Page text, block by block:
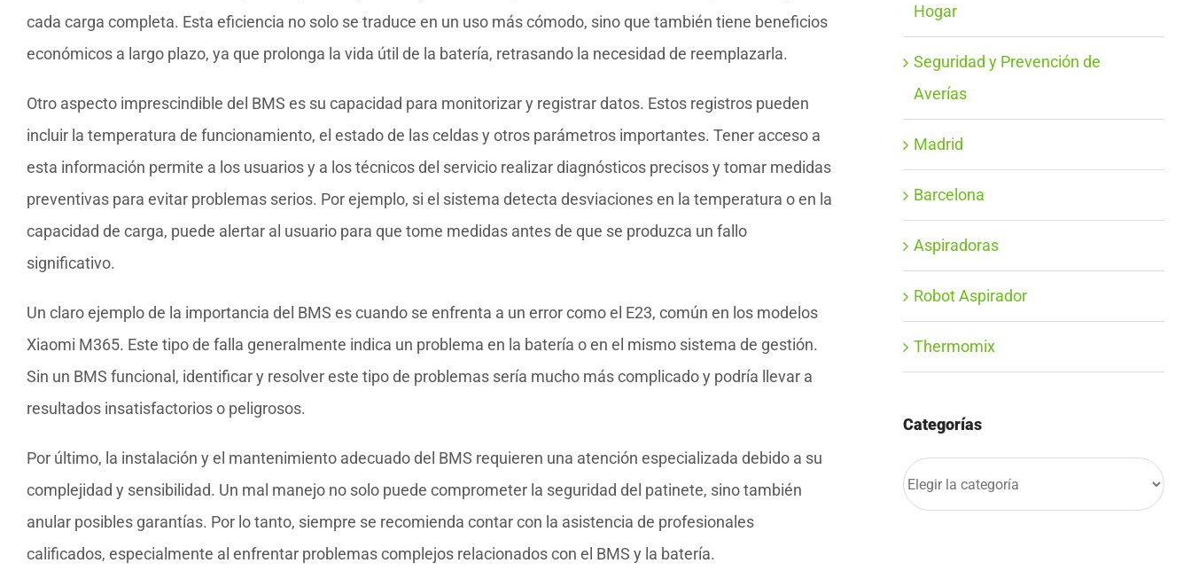
cada carga completa. Esta eficiencia no solo se traduce en un uso más cómodo, sino que también tiene beneficios
económicos a largo plazo, ya que prolonga la vida útil de la batería, retrasando la necesidad de reemplazarla.
Otro aspecto imprescindible del BMS es su capacidad para monitorizar y registrar datos. Estos registros pueden
incluir la temperatura de funcionamiento, el estado de las celdas y otros parámetros importantes. Tener acceso a
esta información permite a los usuarios y a los técnicos del servicio realizar diagnósticos precisos y tomar medidas
preventivas para evitar problemas serios. Por ejemplo, si el sistema detecta desviaciones en la temperatura o en la
capacidad de carga, puede alertar al usuario para que tome medidas antes de que se produzca un fallo
significativo.
Un claro ejemplo de la importancia del BMS es cuando se enfrenta a un error como el E23, común en los modelos
Xiaomi M365. Este tipo de falla generalmente indica un problema en la batería o en el mismo sistema de gestión.
Sin un BMS funcional, identificar y resolver este tipo de problemas sería mucho más complicado y podría llevar a
resultados insatisfactorios o peligrosos.
Por último, la instalación y el mantenimiento adecuado del BMS requieren una atención especializada debido a su
complejidad y sensibilidad. Un mal manejo no solo puede comprometer la seguridad del patinete, sino también
anular posibles garantías. Por lo tanto, siempre se recomienda contar con la asistencia de profesionales
calificados, especialmente al enfrentar problemas complejos relacionados con el BMS y la batería.
Hogar
Seguridad y Prevención de
Averías
Madrid
Barcelona
Aspiradoras
Robot Aspirador
Thermomix
Categorías
Categorías